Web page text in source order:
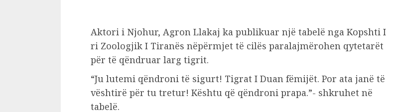
Aktori i Njohur, Agron Llakaj ka publikuar një tabelë nga Kopshti I
ri Zoologjik I Tiranës nëpërmjet të cilës paralajmërohen qytetarët
për të qëndruar larg tigrit.
“Ju lutemi qëndroni të sigurt! Tigrat I Duan fëmijët. Por ata janë të
vështirë për tu tretur! Kështu që qëndroni prapa.”- shkruhet në
tabelë.